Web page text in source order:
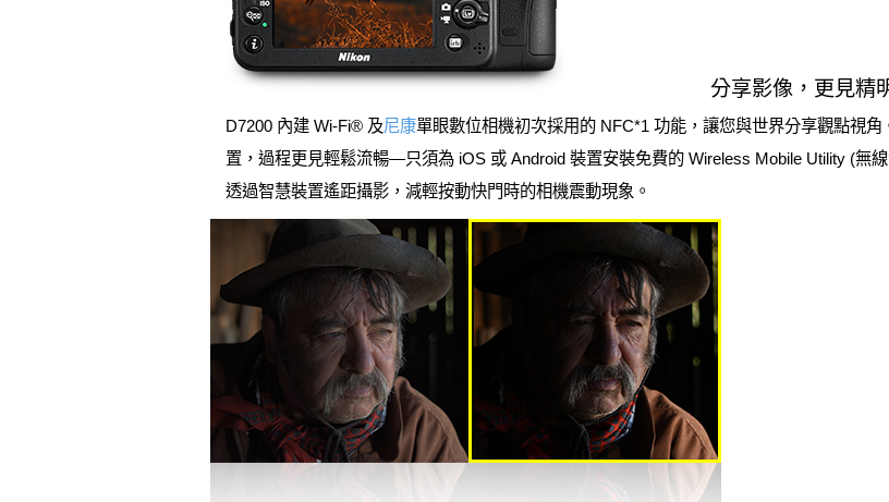
分享影像，更見精
D7200 內建 Wi-Fi® 及尼康單眼數位相機初次採用的 NFC*1 功能，讓您與世界分享觀點視
置，過程更見輕鬆流暢—只須為 iOS 或 Android 裝置安裝免費的 Wireless Mobile Utility (無
透過智慧裝置遙距攝影，減輕按動快門時的相機震動現象。